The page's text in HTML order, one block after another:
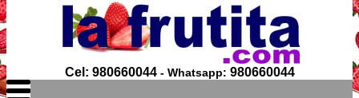
Cel: 980660044- Whatsapp: 980660044